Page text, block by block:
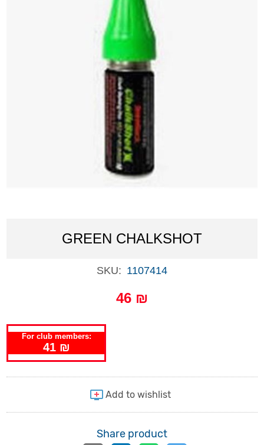
GREEN CHALKSHOT
SKU: 1107414
46 ₪
For club members:
41 ₪
Share product